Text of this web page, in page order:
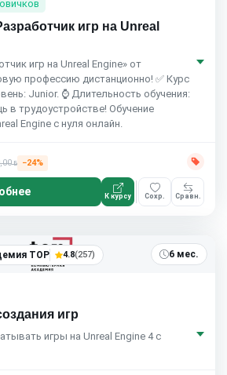
игр на Unreal
игр на Unreal Engine» от
профессию дистанционно! ✅ Курс
Junior. ⌚ Длительность обучения:
в трудоустройстве! Обучение
Engine с нуля онлайн.
ƃ −24%
К курсу Сохр. Сравн.
TOP 4.8(257) 6 мес.
игр
игры на Unreal Engine 4 с